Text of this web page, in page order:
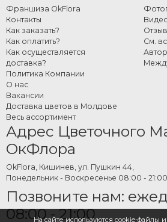
На сайте используются cookie-файлы
Франшиза OkFlora
Контакты
Как заказать?
Как оплатить?
Как осуществляется
доставка?
Политика Компании
О нас
Вакансии
Доставка цветов в Молдове
Весь ассортимент
См.
Адрес Цветочного
ОкФлора
OkFlora, Кишинев, ул. Пушкин 44,
Понедельник - Воскресенье 08:00 - 21:00
Позвоните нам:
08:00 - 21:00